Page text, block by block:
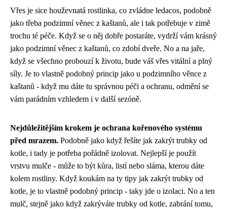
Vřes je sice houževnatá rostlinka, co zvládne ledacos, podobně
jako třeba podzimní věnec z kaštanů, ale i tak potřebuje v zimě
trochu té péče. Když se o něj dobře postaráte, vydrží vám krásný
jako podzimní věnec z kaštanů, co zdobí dveře. No a na jaře,
když se všechno probouzí k životu, bude váš vřes vitální a plný
síly. Je to vlastně podobný princip jako u podzimního věnce z
kaštanů - když mu dáte tu správnou péči a ochranu, odmění se
vám parádním vzhledem i v další sezóně.
Nejdůležitějším krokem je ochrana kořenového systému
před mrazem. Podobně jako když řešíte jak zakrýt trubky od
kotle, i tady je potřeba pořádně izolovat. Nejlepší je použít
vrstvu mulče - může to být kůra, listí nebo sláma, kterou dáte
kolem rostliny. Když koukám na ty tipy jak zakrýt trubky od
kotle, je to vlastně podobný princip - taky jde o izolaci. No a ten
mulč, stejně jako když zakrýváte trubky od kotle, zabrání tomu,